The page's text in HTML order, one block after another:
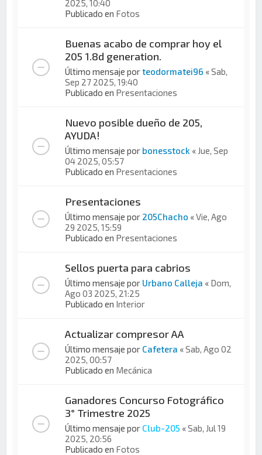
2025, 10:40
Publicado en Fotos
Buenas acabo de comprar hoy el
205 1.8d generation.
Último mensaje porteodormatei96 «Sab,
Sep 27 2025, 19:40
Publicado en Presentaciones
Nuevo posible dueño de 205,
AYUDA!
Último mensaje por bonesstock « Jue, Sep
04 2025, 05:57
Publicado en Presentaciones
Presentaciones
Último mensaje por 205Chacho «Vie, Ago
29 2025, 15:59
Publicado en Presentaciones
Sellos puerta para cabrios
Último mensaje por Urbano Calleja « Dom,
Ago 03 2025, 21:25
Publicado en Interior
Actualizar compresor AA
Último mensaje por Cafetera «Sab, Ago 02
2025, 00:57
Publicado en Mecánica
Ganadores Concurso Fotográfico
3° Trimestre 2025
Último mensaje por Club-205 «Sab, Jul 19
2025, 20:56
Publicado en Fotos